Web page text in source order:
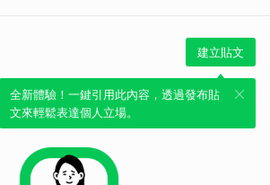
建立貼文
全新體驗！一鍵引用此內容，透過發布貼
文來輕鬆表達個人立場。
取消